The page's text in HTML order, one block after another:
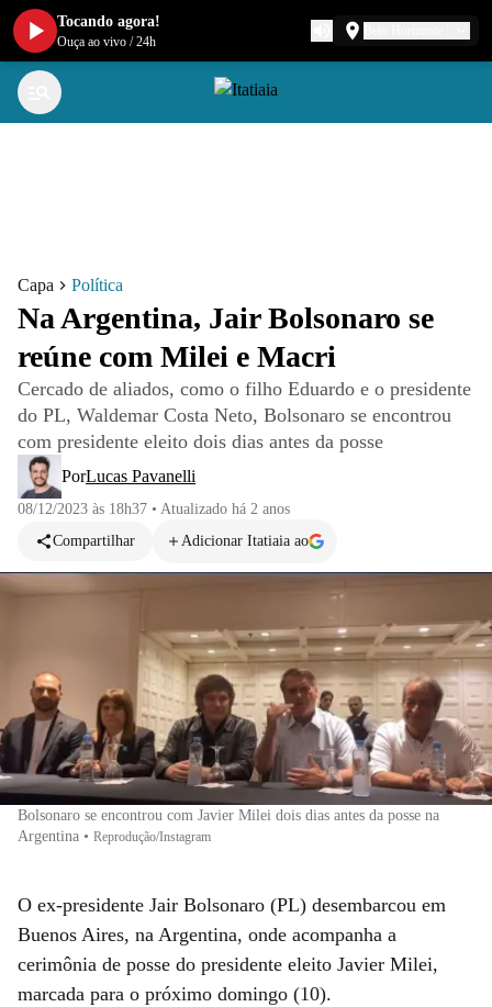
Capa Política
Na Argentina, Jair Bolsonaro se
reúne com Milei e Macri
Cercado de aliados, como o filho Eduardo e o presidente
do PL, Waldemar Costa Neto, Bolsonaro se encontrou
com presidente eleito dois dias antes da posse
PorLucas Pavanelli
08/12/2023 às 18h37 • Atualizado há 2 anos
Compartilhar
Adicionar Itatiaia ao
Bolsonaro se encontrou com Javier Milei dois dias antes da posse na
Argentina • Reprodução/Instagram
O ex-presidente Jair Bolsonaro (PL) desembarcou em
Buenos Aires, na Argentina, onde acompanha a
cerimônia de posse do presidente eleito Javier Milei,
marcada para o próximo domingo (10).
Tocando agora!
Ouça ao vivo /24h